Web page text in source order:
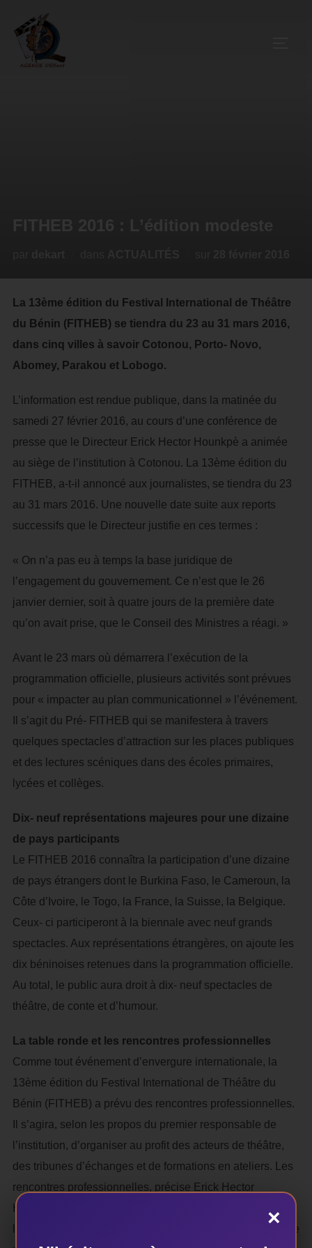
La 13ème édition du Festival International de Théâtre
du Bénin (FITHEB) se tiendra du 23 au 31 mars 2016,
dans cinq villes à savoir Cotonou, Porto- Novo,
Abomey, Parakou et Lobogo.
L’information est rendue publique, dans la matinée du
samedi 27 février 2016, au cours d’une conférence de
presse que le Directeur Erick Hector Hounkpè a animée
au siège de l’institution à Cotonou. La 13ème édition du
FITHEB, a-t-il annoncé aux journalistes, se tiendra du 23
au 31 mars 2016. Une nouvelle date suite aux reports
successifs que le Directeur justifie en ces termes :
« On n’a pas eu à temps la base juridique de
l’engagement du gouvernement. Ce n’est que le 26
janvier dernier, soit à quatre jours de la première date
qu’on avait prise, que le Conseil des Ministres a réagi. »
Avant le 23 mars où démarrera l’exécution de la
programmation officielle, plusieurs activités sont prévues
pour « impacter au plan communicationnel » l’événement.
Il s’agit du Pré- FITHEB qui se manifestera à travers
quelques spectacles d’attraction sur les places publiques
et des lectures scéniques dans des écoles primaires,
lycées et collèges.
Dix- neuf représentations majeures pour une dizaine
de pays participants
Le FITHEB 2016 connaîtra la participation d’une dizaine
de pays étrangers dont le Burkina Faso, le Cameroun, la
Côte d’Ivoire, le Togo, la France, la Suisse, la Belgique.
Ceux- ci participeront à la biennale avec neuf grands
spectacles. Aux représentations étrangères, on ajoute les
dix béninoises retenues dans la programmation officielle.
Au total, le public aura droit à dix- neuf spectacles de
théâtre, de conte et d’humour.
La table ronde et les rencontres professionnelles
Comme tout événement d’envergure internationale, la
13ème édition du Festival International de Théâtre du
Bénin (FITHEB) a prévu des rencontres professionnelles.
Il s’agira, selon les propos du premier responsable de
l’institution, d’organiser au profit des acteurs de théâtre,
des tribunes d’échanges et de formations en ateliers. Les
rencontres professionnelles, précise Erick Hector
Hounkpè, c’est aussi des lectures scéniques dans les
lieux de spectacles, les écoles et les universités et la table
×